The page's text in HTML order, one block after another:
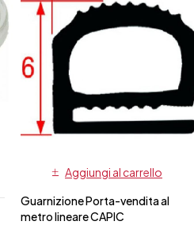
Aggiungi al carrello
Guarnizione Porta-vendita al
metro lineare CAPIC